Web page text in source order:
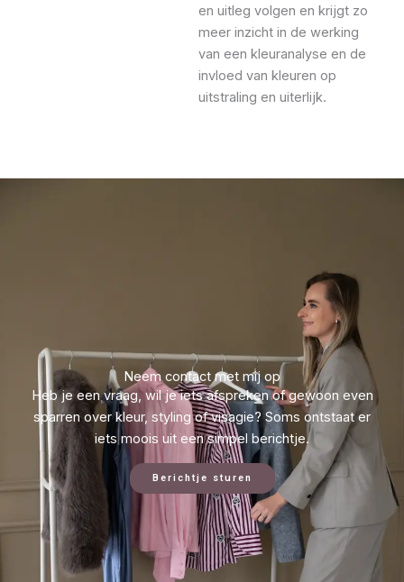
en uitleg volgen en krijgt zo
meer inzicht in de werking
van een kleuranalyse en de
invloed van kleuren op
uitstraling en uiterlijk.
Neem contact met mij op
Heb je een vraag, wil je iets afspreken of gewoon even
sparren over kleur, styling of visagie? Soms ontstaat er
iets moois uit een simpel berichtje.
Berichtje sturen